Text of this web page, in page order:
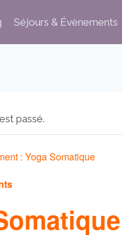
Séjours & Évènements
passé.
: Yoga Somatique